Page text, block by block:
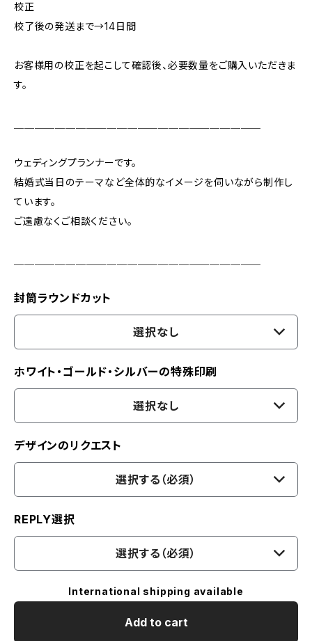
校正
校了後の発送まで→14日間
お客様用の校正を起こして確認後、必要数量をご購入いただきま
す。
ウェディングプランナーです。
結婚式当日のテーマなど全体的なイメージを伺いながら制作し
ています。
ご遠慮なくご相談ください。
封筒ラウンドカット
選択なし
ホワイト・ゴールド・シルバーの特殊印刷
選択なし
デザインのリクエスト
選択する（必須）
REPLY選択
選択する（必須）
International shipping available
Add to cart